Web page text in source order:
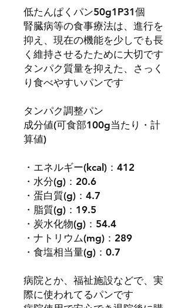
低たんぱくパン50g1P31個
腎臓病等の食事療法は、進行を
抑え、現在の機能を少しでも長
く維持させるたために大切です
タンパク質量を抑えた、さっく
り食べやすいパンです
タンパク調整パン
成分値(可食部100g当たり・計
算値)
・エネルギー(kcal)：412
・水分(g)：20.6
・蛋白質(g)：4.7
・脂質(g)：19.5
・炭水化物(g)：54.4
・ナトリウム(mg)：289
・食塩相当量(g)：0.7
病院とか、福祉施設などで、実
際に使われてるパンです